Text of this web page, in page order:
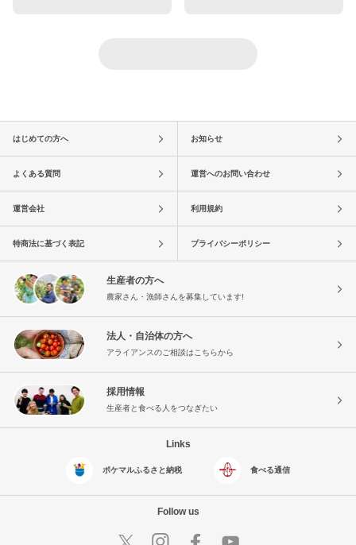
はじめての方へ お知らせ
よくある質問 運営へのお問い合わせ
運営会社 利用規約
特商法に基づく表記 プライバシーポリシー
生産者の方へ
農家さん・漁師さんを募集しています!
法人・自治体の方へ
アライアンスのご相談はこちらから
採用情報
生産者と食べる人をつなぎたい
Links
ポケマルふるさと納税 食べる通信
Follow us